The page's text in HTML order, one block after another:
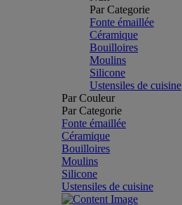
Par Categorie
Fonte émaillée
Céramique
Bouilloires
Moulins
Silicone
Ustensiles de cuisine
Par Couleur
Par Categorie
Fonte émaillée
Céramique
Bouilloires
Moulins
Silicone
Ustensiles de cuisine